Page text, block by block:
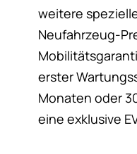
weitere
Neufahrzeug-
erster
Monaten oder
eine exklusive